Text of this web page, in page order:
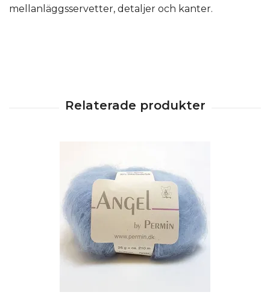
mellanläggsservetter, detaljer och kanter.